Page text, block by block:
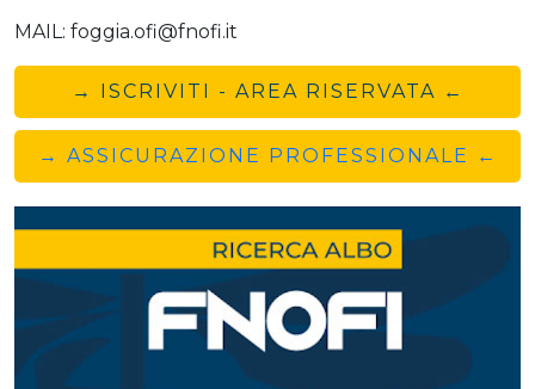
MAIL: foggia.ofi@fnofi.it
→ ISCRIVITI - AREA RISERVATA ←
→ ASSICURAZIONE PROFESSIONALE ←